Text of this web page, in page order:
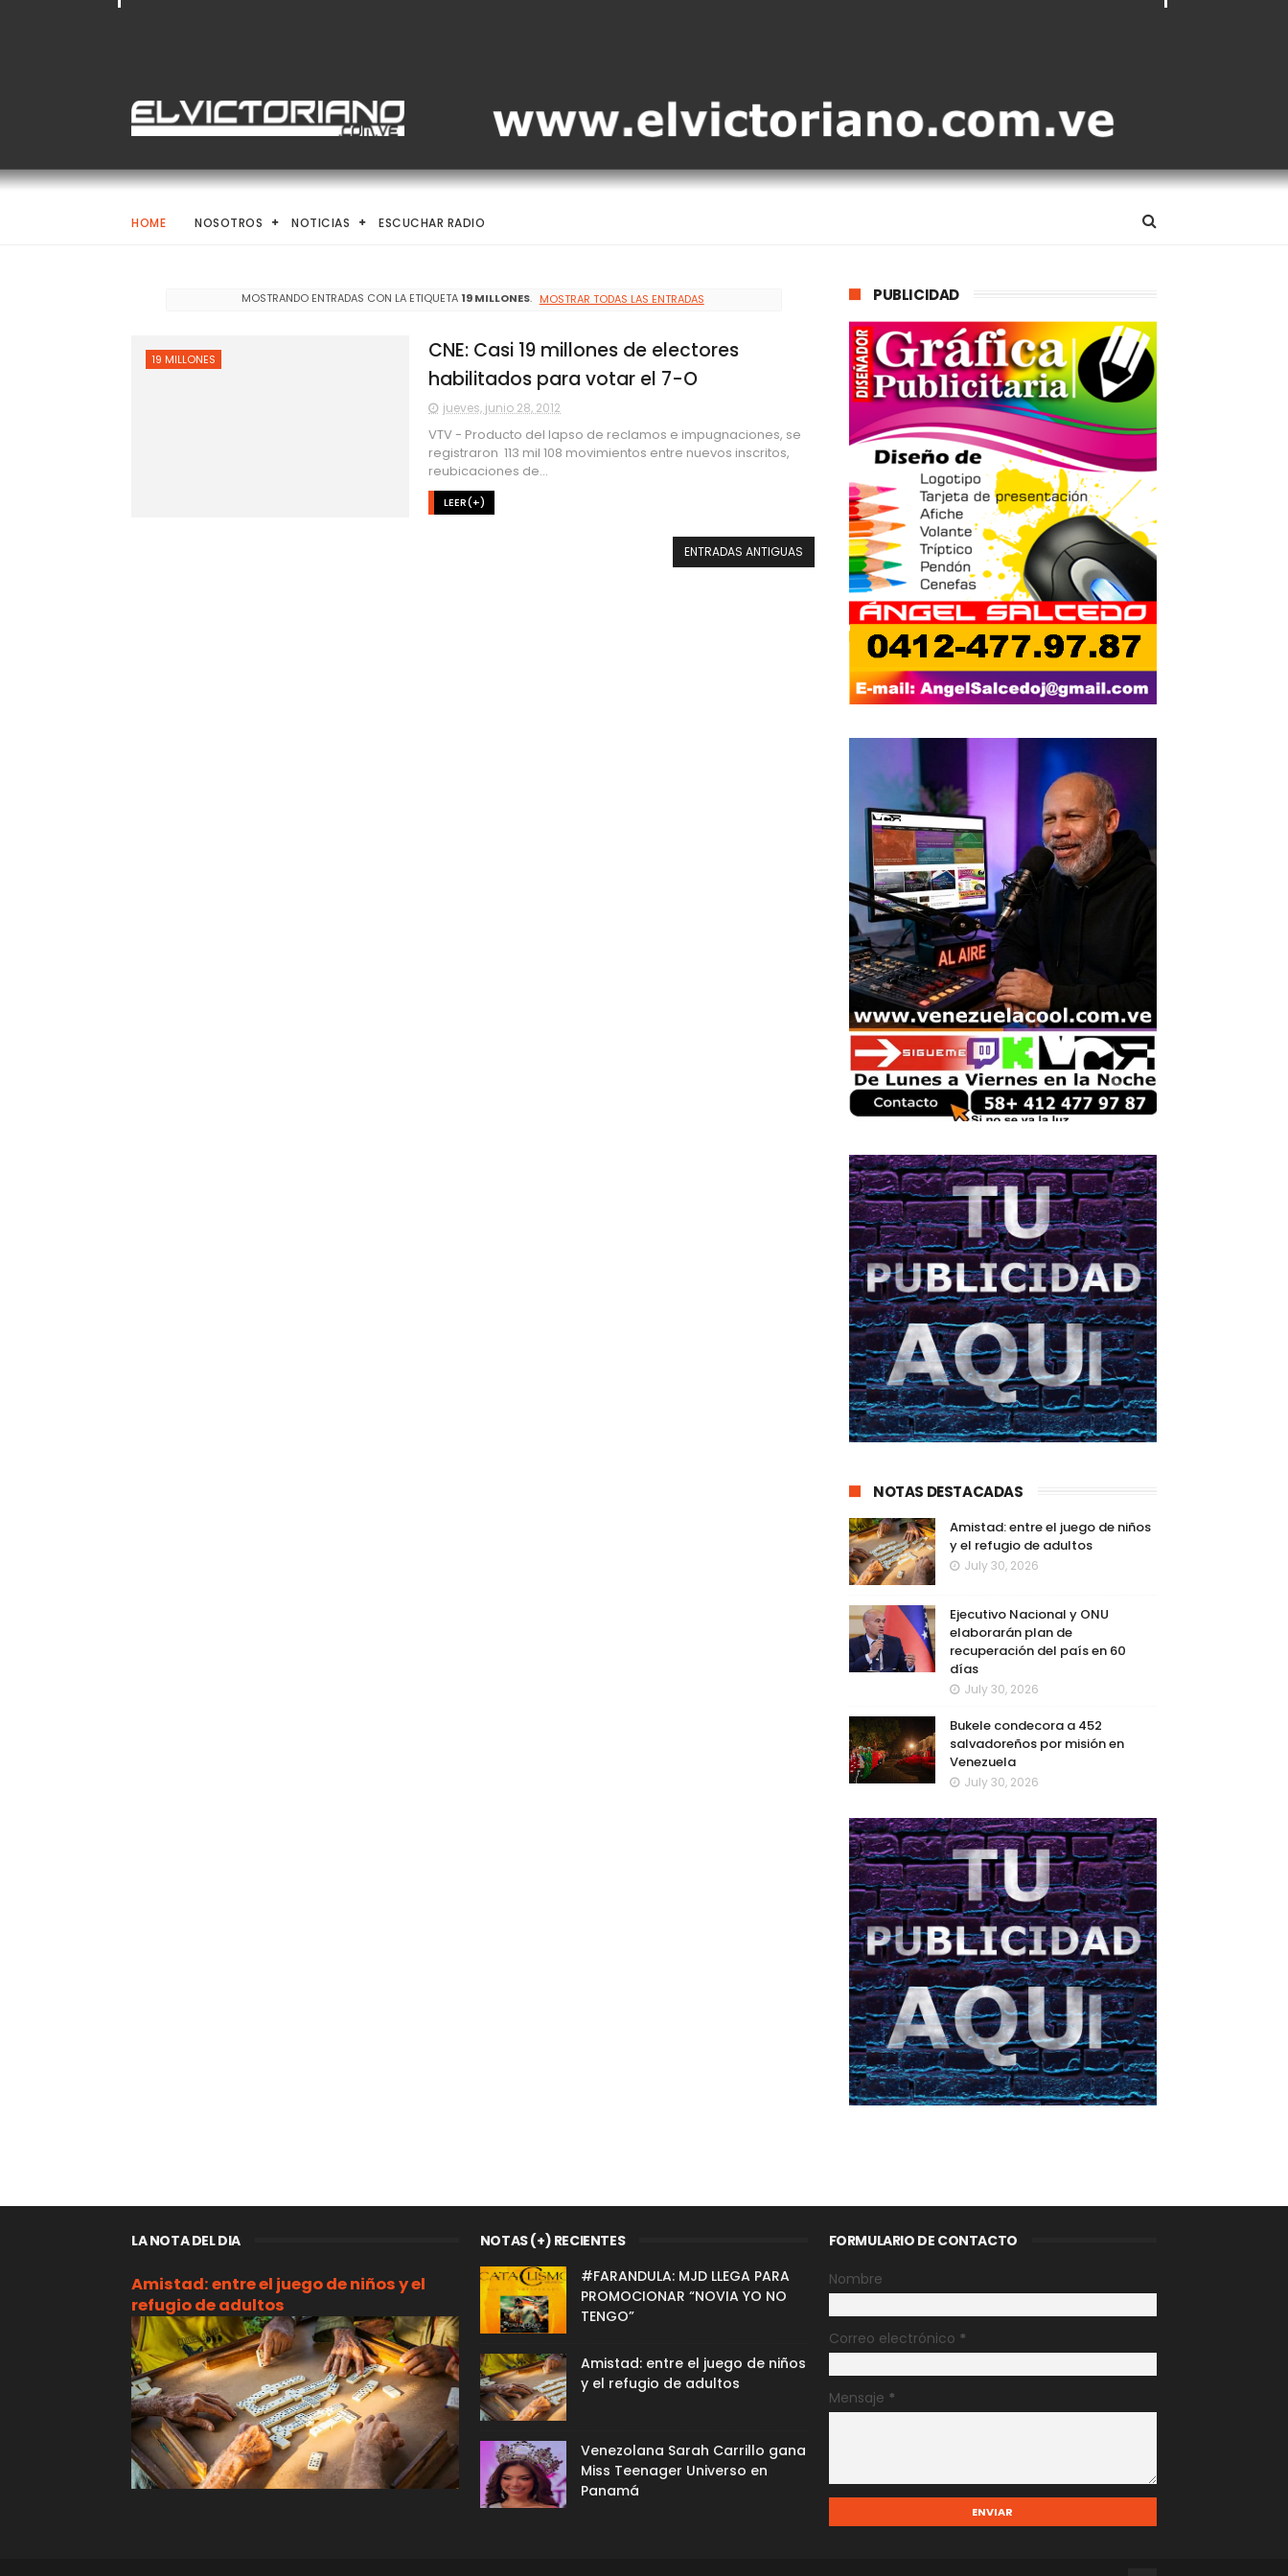
HOME NOSOTROS NOTICIAS ESCUCHAR RADIO
MOSTRANDO ENTRADAS CON LA ETIQUETA 19 MILLONES. MOSTRAR TODAS LAS ENTRADAS
19 MILLONES
CNE: Casi 19 millones de electores
habilitados para votar el 7-O
jueves, junio 28, 2012
VTV - Producto del lapso de reclamos e impugnaciones, se
registraron 113 mil 108 movimientos entre nuevos inscritos,
reubicaciones de...
LEER(+)
ENTRADAS ANTIGUAS
PUBLICIDAD
NOTAS DESTACADAS
Amistad: entre el juego de niños
y el refugio de adultos
July 30, 2026
Ejecutivo Nacional y ONU
elaborarán plan de
recuperación del país en 60
días
July 30, 2026
Bukele condecora a 452
salvadoreños por misión en
Venezuela
July 30, 2026
LA NOTA DEL DIA
Amistad: entre el juego de niños y el
refugio de adultos
NOTAS (+) RECIENTES
#FARANDULA: MJD LLEGA PARA
PROMOCIONAR “NOVIA YO NO
TENGO”
Amistad: entre el juego de niños
y el refugio de adultos
Venezolana Sarah Carrillo gana
Miss Teenager Universo en
Panamá
FORMULARIO DE CONTACTO
Nombre
Correo electrónico *
Mensaje *